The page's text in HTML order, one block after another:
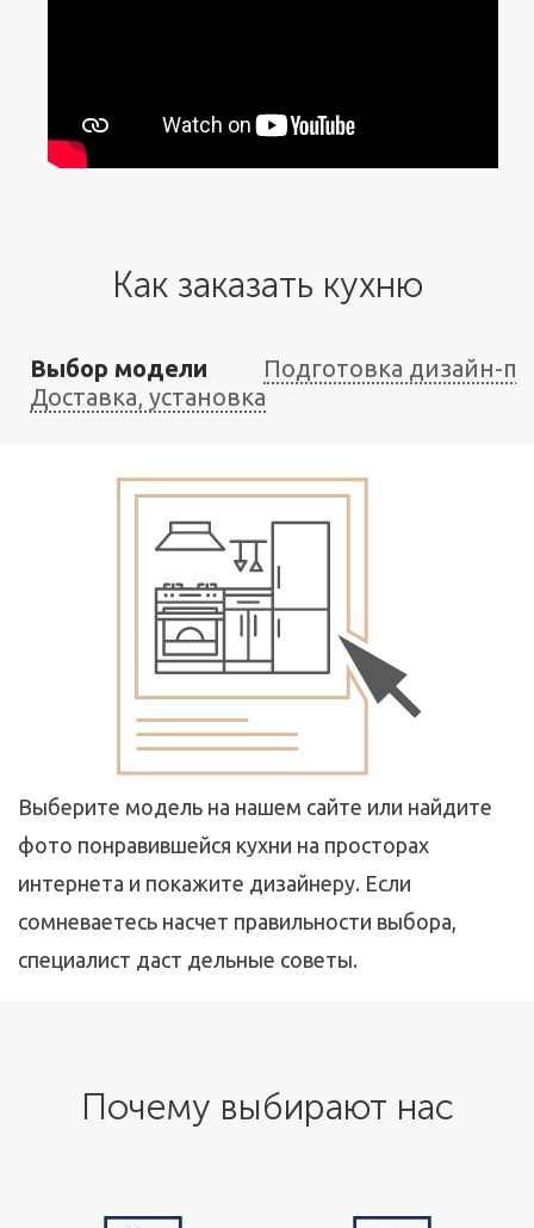
Как заказать кухню
Выбор модели
Подготовка дизайн-
Доставка, установка
Выберите модель на нашем сайте или найдите
фото понравившейся кухни на просторах
интернета и покажите дизайнеру. Если
сомневаетесь насчет правильности выбора,
специалист даст дельные советы.
Почему выбирают нас